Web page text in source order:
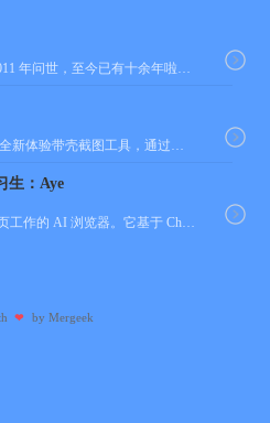
化学方程式安卓版于 2011 年问世，至今已有十余年啦！在广大网友的积极贡献和我们的悉心维护下，如今...
「OneMockup」是一款全新体验带壳截图工具，通过导入个人照片和丰富的设备模型，用户可以轻松创建...
生：Aye
Aye 是一款面向日常网页工作的 AI 浏览器。它基于 Chromium 构建，保留接近谷歌浏览器的...
❤ by Mergeek